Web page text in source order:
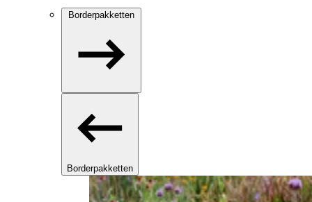
Borderpakketten
Borderpakketten